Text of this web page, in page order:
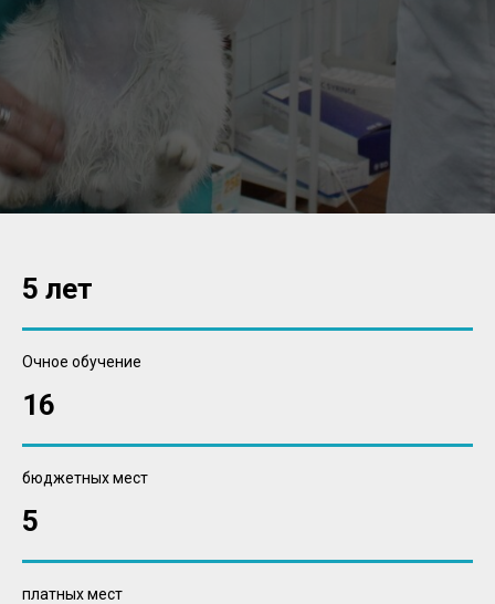
5 лет
Очное обучение
16
бюджетных мест
5
платных мест